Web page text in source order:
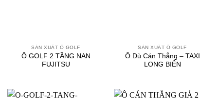
SẢN XUẤT Ô GOLF
Ô GOLF 2 TẦNG NAN
FUJITSU
SẢN XUẤT Ô GOLF
Ô Dù Cán Thẳng – TAXI
LONG BIÊN